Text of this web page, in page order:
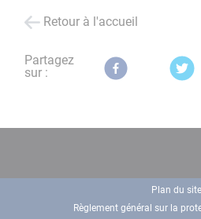
Retour à l'accueil
Partagez
sur :
Plan du site
Règlement général sur la